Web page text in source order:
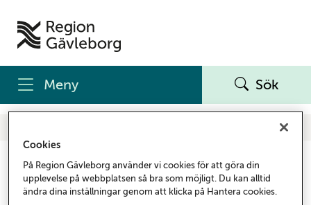
Meny Sök
Olycksfallsrapporter
Olycksfallsrapporter
Om olycksfallsrapporterna
Cookies
På Region Gävleborg använder vi cookies för att göra din
upplevelse på webbplatsen så bra som möjligt. Du kan alltid
ändra dina inställningar genom att klicka på Hantera cookies.